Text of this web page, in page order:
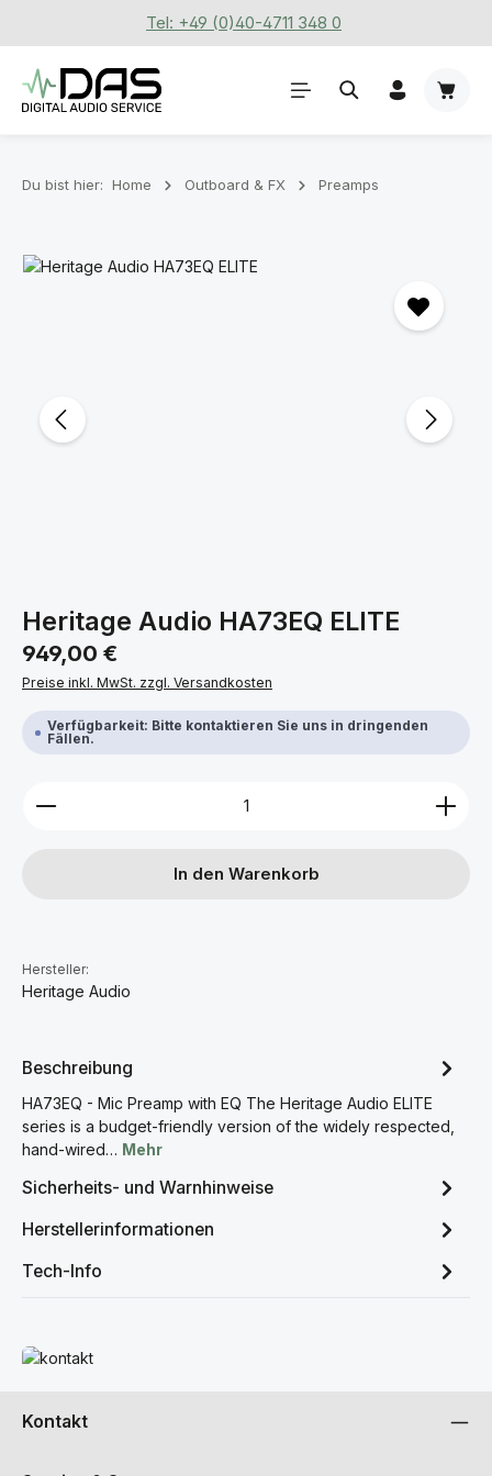
Zum Hauptinhalt springenTel: +49 (0)40-4711 348 0
Du bist hier: Home Outboard & FX Preamps
Bildergalerie überspringen
Heritage Audio HA73EQ ELITE
Regulärer Preis:
949,00 €
Preise inkl. MwSt. zzgl. Versandkosten
Verfügbarkeit: Bitte kontaktieren Sie uns in dringenden
Fällen.
Produkt Anzahl: Gib den gewünschten Wert ein
In den Warenkorb
Hersteller:
Heritage Audio
Beschreibung
HA73EQ - Mic Preamp with EQ The Heritage Audio ELITE
series is a budget-friendly version of the widely respected,
hand-wired… Mehr
Sicherheits- und Warnhinweise
Herstellerinformationen
Tech-Info
Mehr erfahren
Kontakt